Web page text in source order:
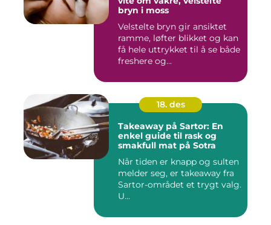
bryn i moss
Velstelte bryn gir ansiktet
ramme, løfter blikket og kan
få hele uttrykket til å se både
freshere og...
18. des
Takeaway på Sartor: En
enkel guide til rask og
smakfull mat på Sotra
Når tiden er knapp og sulten
melder seg, er takeaway fra
Sartor-området et trygt valg.
U...